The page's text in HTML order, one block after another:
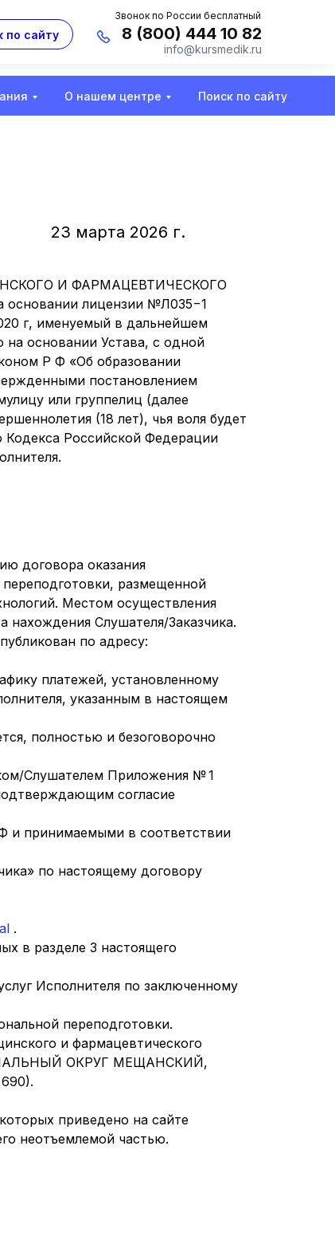
info@kursmedik.ru
8 (800) 444 10 82
Звонок по России бесплатный
по сайту
О нашем центре Поиск по сайту
И ФАРМАЦЕВТИЧЕСКОГО
основании лицензии №Л035−1
г, именуемый в дальнейшем
на основании Устава, с одной
Р Ф «Об образовании
постановлением
или группелиц (далее
(18 лет), чья воля будет
Кодекса Российской Федерации
23 марта 2026 г.
договора оказания
размещенной
Местом осуществления
нахождения Слушателя/Заказчика.
по адресу:
платежей, установленному
указанным в настоящем
полностью и безоговорочно
Слушателем Приложения № 1
согласие
и принимаемыми в соответствии
по настоящему договору
.
в разделе 3 настоящего
Исполнителя по заключенному
переподготовки.
и фармацевтического
ОКРУГ МЕЩАНСКИЙ,
приведено на сайте
неотъемлемой частью.